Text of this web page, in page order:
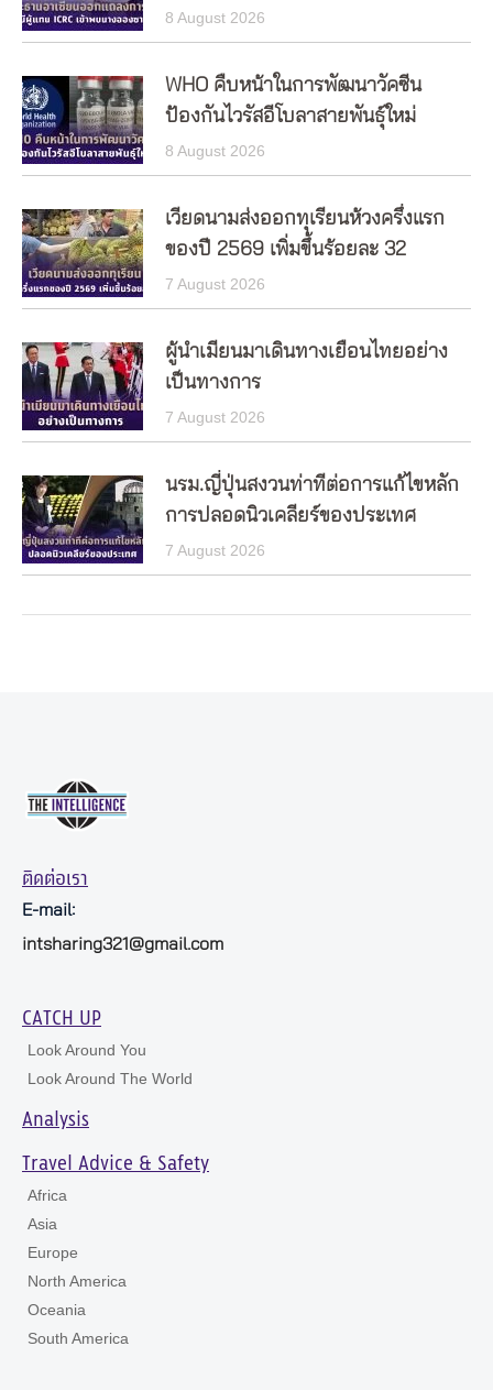
8 August 2026
WHO คืบหน้าในการพัฒนาวัคซีน
ป้องกันไวรัสอีโบลาสายพันธุ์ใหม่
8 August 2026
เวียดนามส่งออกทุเรียนห้วงครึ่งแรก
ของปี 2569 เพิ่มขึ้นร้อยละ 32
7 August 2026
ผู้นำเมียนมาเดินทางเยือนไทยอย่าง
เป็นทางการ
7 August 2026
นรม.ญี่ปุ่นสงวนท่าทีต่อการแก้ไขหลัก
การปลอดนิวเคลียร์ของประเทศ
7 August 2026
ติดต่อเรา
E-mail:
intsharing321@gmail.com
CATCH UP
Look Around You
Look Around The World
Analysis
Travel Advice & Safety
Africa
Asia
Europe
North America
Oceania
South America